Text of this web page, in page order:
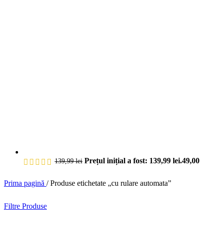
139,99lei Prețul inițial a fost: 139,99 lei.49,00
Prima pagină / Produse etichetate „cu rulare automata”
Filtre Produse